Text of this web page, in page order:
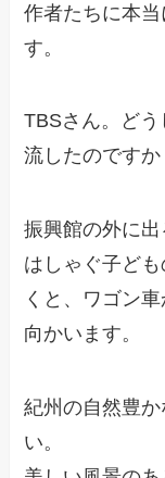
作者たちに本
す。
TBSさん。ど
流したのですか
振興館の外に
はしゃぐ子ど
くと、ワゴン
向かいます。
紀州の自然豊
い。